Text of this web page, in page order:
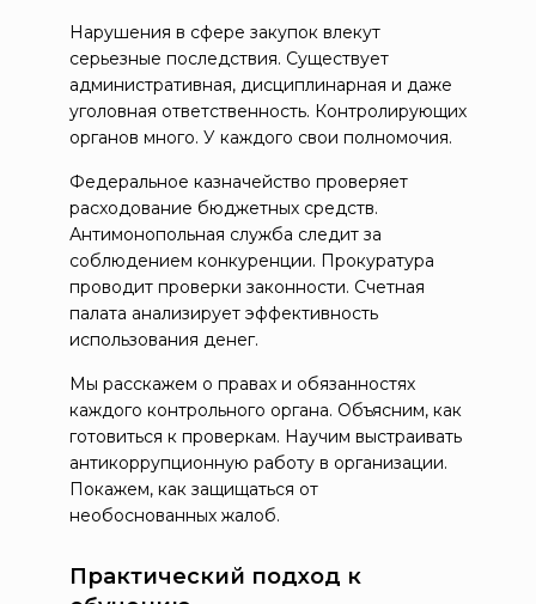
Нарушения в сфере закупок влекут
серьезные последствия. Существует
административная, дисциплинарная и даже
уголовная ответственность. Контролирующих
органов много. У каждого свои полномочия.
Федеральное казначейство проверяет
расходование бюджетных средств.
Антимонопольная служба следит за
соблюдением конкуренции. Прокуратура
проводит проверки законности. Счетная
палата анализирует эффективность
использования денег.
Мы расскажем о правах и обязанностях
каждого контрольного органа. Объясним, как
готовиться к проверкам. Научим выстраивать
антикоррупционную работу в организации.
Покажем, как защищаться от
необоснованных жалоб.
Практический подход к